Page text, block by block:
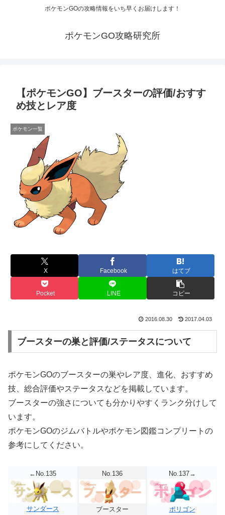
ポケモンGOの攻略情報をいち早くお届けします！
ポケモンGO攻略研究所
【ポケモンGO】ブースターの評価/おすす
め技とレア度
ポケモン一覧
X Facebook はてブ
Pocket LINE コピー
2016.08.30 2017.04.03
ブースターの巣と評価/ステータスについて
ポケモンGOのブースターの巣やレア度、進化、おすすめ
技、総合評価やステータスなどを掲載しています。
ブースターの強さについても分かりやすくランク分けして
います。
ポケモンGOのジムバトルやポケモン図鑑コンプリートの
参考にしてください。
←No.135
サンダース
No.136
ブースター
No.137→
ポリゴン